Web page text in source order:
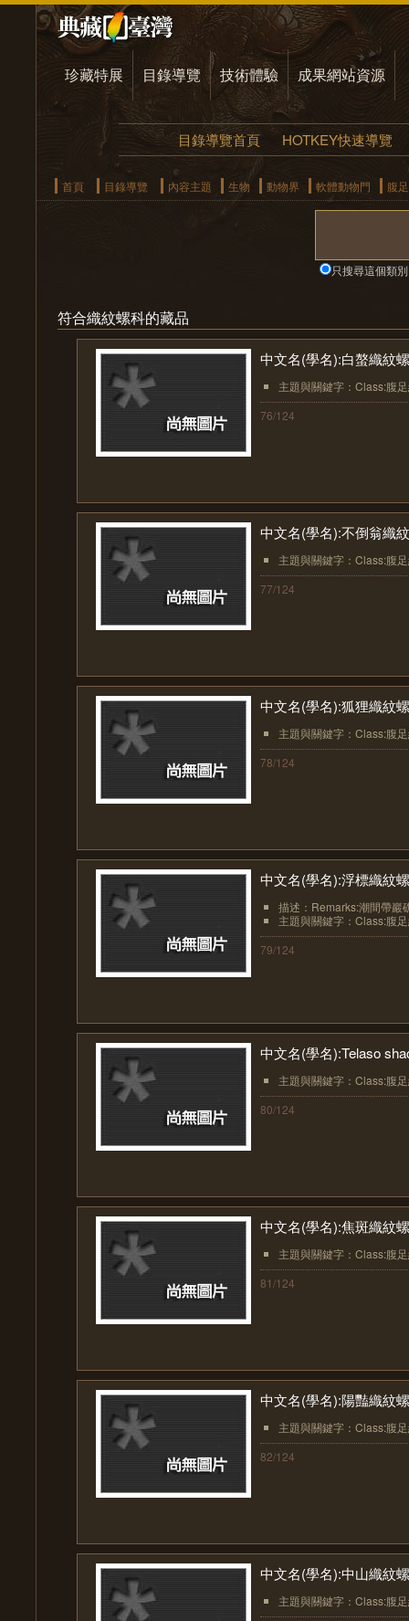
珍藏特展 目錄導覽 技術體驗 成果網站資源
目錄導覽首頁 HOTKEY快速導覽
首頁 目錄導覽 內容主題 生物 動物界 軟體動物門 腹
只搜尋這個類別
符合織紋螺科的藏品
中文名(學名):白螯織紋
主題與關鍵字：Class:腹
76/124
中文名(學名):不倒翁織
主題與關鍵字：Class:腹
77/124
中文名(學名):狐狸織紋
主題與關鍵字：Class:腹
78/124
中文名(學名):浮標織紋
描述：Remarks:潮間帶巖
主題與關鍵字：Class:腹
79/124
中文名(學名):Telaso
主題與關鍵字：Class:腹
80/124
中文名(學名):焦斑織紋
主題與關鍵字：Class:腹
81/124
中文名(學名):陽豔織紋
主題與關鍵字：Class:腹
82/124
中文名(學名):中山織紋
主題與關鍵字：Class:腹